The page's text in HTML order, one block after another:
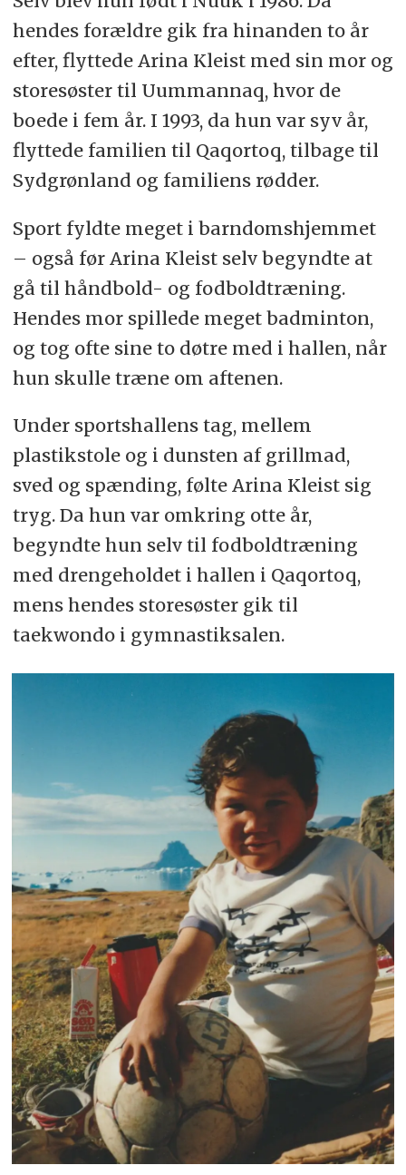
hendes forældre gik fra hinanden to år
efter, flyttede Arina Kleist med sin mor og
storesøster til Uummannaq, hvor de
boede i fem år. I 1993, da hun var syv år,
flyttede familien til Qaqortoq, tilbage til
Sydgrønland og familiens rødder.
Sport fyldte meget i barndomshjemmet
– også før Arina Kleist selv begyndte at
gå til håndbold- og fodboldtræning.
Hendes mor spillede meget badminton,
og tog ofte sine to døtre med i hallen, når
hun skulle træne om aftenen.
Under sportshallens tag, mellem
plastikstole og i dunsten af grillmad,
sved og spænding, følte Arina Kleist sig
tryg. Da hun var omkring otte år,
begyndte hun selv til fodboldtræning
med drengeholdet i hallen i Qaqortoq,
mens hendes storesøster gik til
taekwondo i gymnastiksalen.